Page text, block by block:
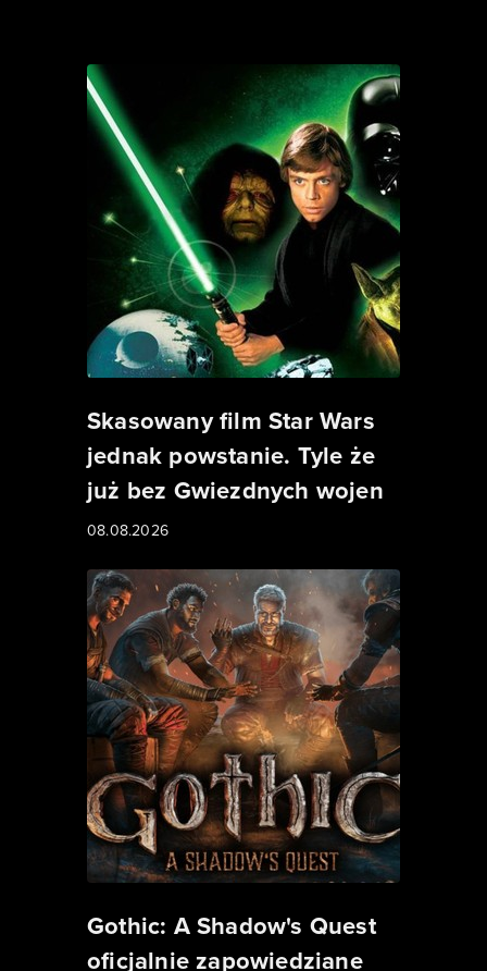
Skasowany film Star Wars
jednak powstanie. Tyle że
już bez Gwiezdnych wojen
08.08.2026
Gothic: A Shadow's Quest
oficjalnie zapowiedziane